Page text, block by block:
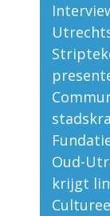
Oud-
krijgt